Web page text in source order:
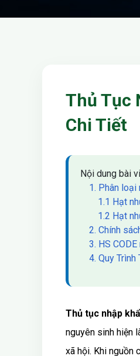
Thủ Tục
Chi Tiết
Nội dung bài
1. Phân loại
1.1 Hạt
1.2 Hạt
2. Chính
3. HS
4. Quy
Thủ tục nhập
nguyên sinh hiện
xã hội. Khi nguồn